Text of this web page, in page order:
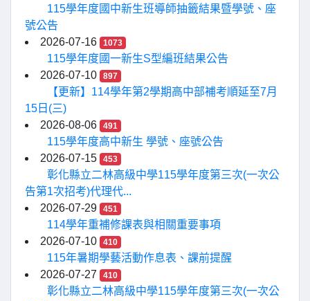
115學年度國中新生班導師抽籤結果暨學號、座
號公告
2026-07-16
1073
115學年度國一新生S型編班結果公告
2026-07-10
897
【更新】114學年第2學期高中部補考順延至7月
15日(三)
2026-08-06
491
115學年度高中新生 學號、座號公告
2026-07-15
453
彰化縣立二林高級中學115學年度第三次(一次公
告第1次招考)代理代...
2026-07-29
451
114學年重補修課表與相關重要事項
2026-07-10
410
115年暑期學藝活動作息表、課前提醒
2026-07-27
410
彰化縣立二林高級中學115學年度第三次(一次公